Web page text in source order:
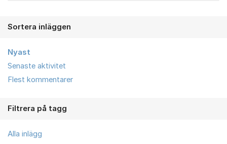
Sortera inläggen
Nyast
Senaste aktivitet
Flest kommentarer
Filtrera på tagg
Alla inlägg